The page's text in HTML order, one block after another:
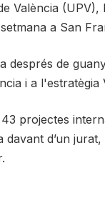
València
a San
de
i a l'estratègia
projectes
d’un